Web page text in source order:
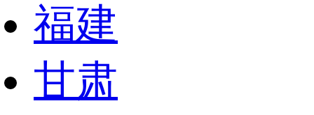
福建
甘肃